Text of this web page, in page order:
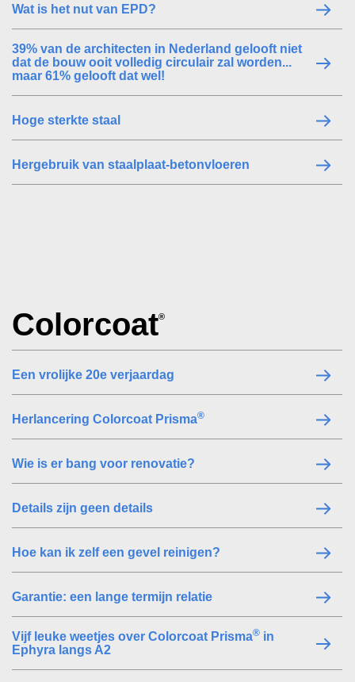
Wat is het nut van EPD?
39% van de architecten in Nederland gelooft niet
dat de bouw ooit volledig circulair zal worden...
maar 61% gelooft dat wel!
Hoge sterkte staal
Hergebruik van staalplaat-betonvloeren
Colorcoat®
Een vrolijke 20e verjaardag
Herlancering Colorcoat Prisma®
Wie is er bang voor renovatie?
Details zijn geen details
Hoe kan ik zelf een gevel reinigen?
Garantie: een lange termijn relatie
Vijf leuke weetjes over Colorcoat Prisma® in
Ephyra langs A2